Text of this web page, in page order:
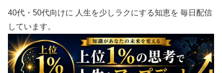
40代・50代向けに 人生を少しラクにする知恵を 毎日配信
しています。